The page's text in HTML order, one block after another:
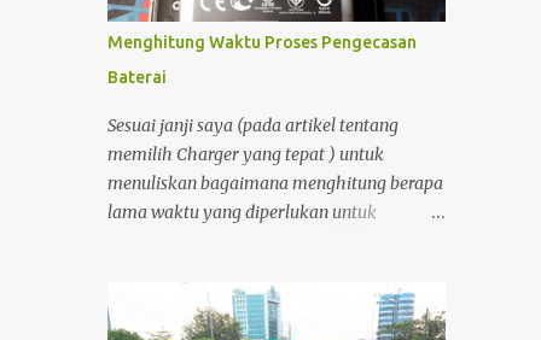
sesuatu yang menarik. Ada seorang pemilik
akun yang menampilkan status bahwa
akun Threads miliknya sudah terhubung
dengan Fediverse . Istilah tersebut cukup
asing bagi saya, sehingga menimbulkan
rasa penasaran.
Menghitung Waktu Proses Pengecasan
Baterai
Sesuai janji saya (pada artikel tentang
memilih Charger yang tepat ) untuk
menuliskan bagaimana menghitung berapa
lama waktu yang diperlukan untuk
lama sekali. Sejak saya dan kawan2
Pemain Tamiya Mini4wd mulai